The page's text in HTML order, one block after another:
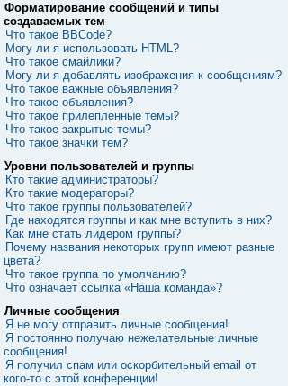
Форматирование сообщений и типы
создаваемых тем
Что такое BBCode?
Могу ли я использовать HTML?
Что такое смайлики?
Могу ли я добавлять изображения к сообщениям?
Что такое важные объявления?
Что такое объявления?
Что такое прилепленные темы?
Что такое закрытые темы?
Что такое значки тем?
Уровни пользователей и группы
Кто такие администраторы?
Кто такие модераторы?
Что такое группы пользователей?
Где находятся группы и как мне вступить в них?
Как мне стать лидером группы?
Почему названия некоторых групп имеют разные
цвета?
Что такое группа по умолчанию?
Что означает ссылка «Наша команда»?
Личные сообщения
Я не могу отправить личные сообщения!
Я постоянно получаю нежелательные личные
сообщения!
Я получил спам или оскорбительный email от
кого-то с этой конференции!